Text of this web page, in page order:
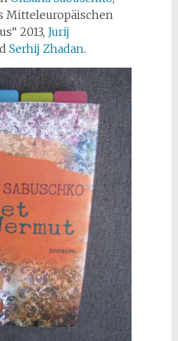
Mitteleuropäischen
2013, Jurij
Serhij Zhadan.